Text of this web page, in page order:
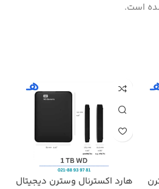
است.
هارد اکسترنال وسترن دیجیتال